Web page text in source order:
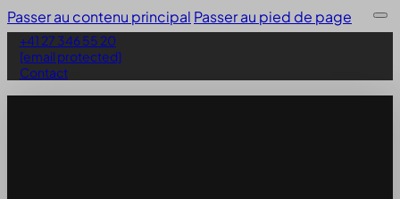
Passer au contenu principal Passer au pied de page
+41 27 346 55 20
[email protected]
Contact